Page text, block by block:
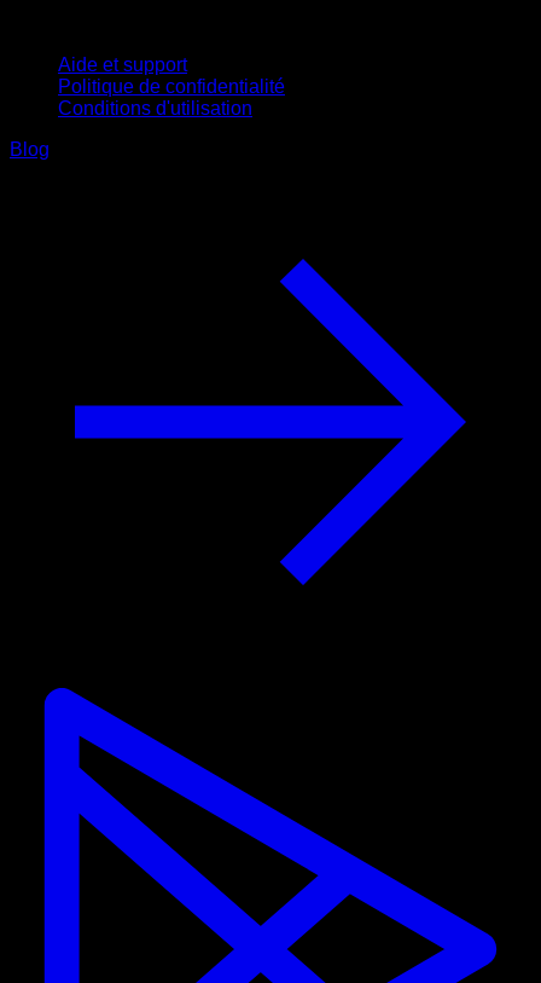
Aide et support
Politique de confidentialité
Conditions d'utilisation
Blog